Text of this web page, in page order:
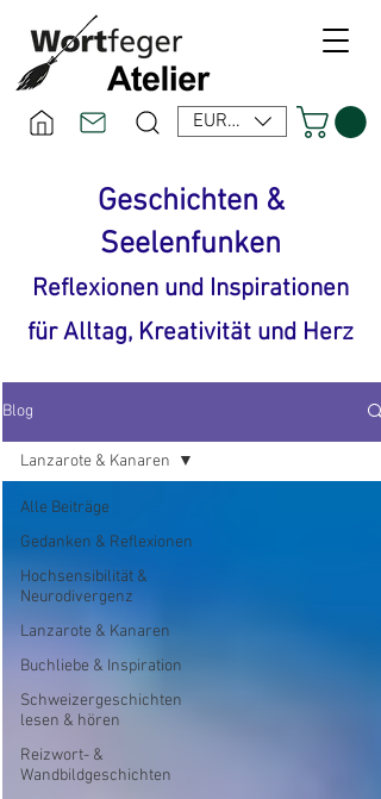
EUR (€)
Geschichten &
Seelenfunken
Reflexionen und Inspirationen
für Alltag, Kreativität und Herz
Blog
Alle Beiträge
Gedanken & Reflexionen
Hochsensibilität &
Neurodivergenz
Lanzarote & Kanaren
Buchliebe & Inspiration
Schweizergeschichten
lesen & hören
Reizwort- &
Wandbildgeschichten
Lanzarote & Kanaren